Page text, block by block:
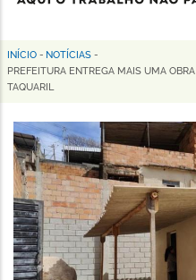
Horizonte
Trilha
de
navegação
INÍCIO - NOTÍCIAS -
PREFEITURA ENTREGA MAIS UMA
TAQUARIL